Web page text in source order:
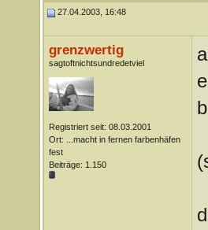
27.04.2003, 16:48
grenzwertig
sagtoftnichtsundredetviel
Registriert seit: 08.03.2001
Ort: ...macht in fernen farbenhäfen
fest
Beiträge: 1.150